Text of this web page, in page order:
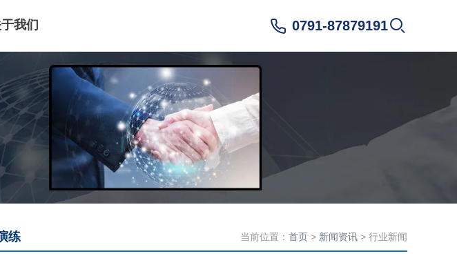
我们 0791-87879191
练 当前位置： 首页 > 新闻资讯 > 行业新闻